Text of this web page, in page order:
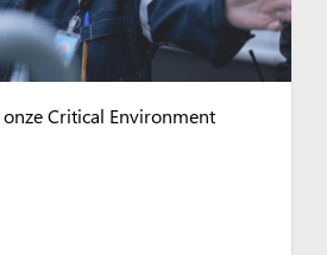
Critical Environment